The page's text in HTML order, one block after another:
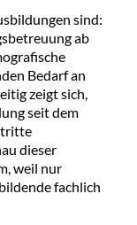
sind:
ab
Bedarf an
zeigt sich,
seit dem
dieser
weil nur
fachlich